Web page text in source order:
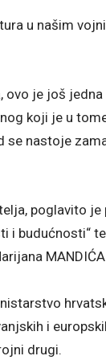
u našim
ovo je još
koji je u
se nastoje
poglavito
i budućnosti“
i
drugi.